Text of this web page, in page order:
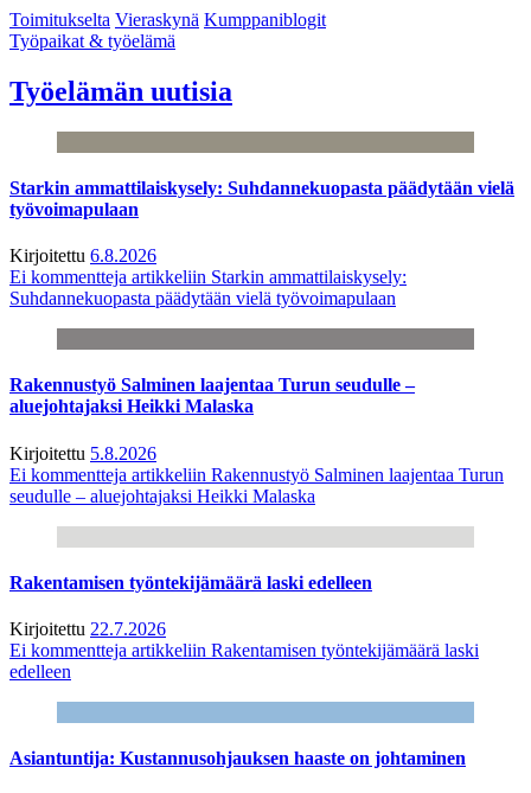
Toimitukselta Vieraskynä Kumppaniblogit
Työpaikat & työelämä
Työelämän uutisia
Starkin ammattilaiskysely: Suhdannekuopasta päädytään vielä
työvoimapulaan
Kirjoitettu 6.8.2026
Ei kommentteja artikkeliin Starkin ammattilaiskysely:
Suhdannekuopasta päädytään vielä työvoimapulaan
Rakennustyö Salminen laajentaa Turun seudulle –
aluejohtajaksi Heikki Malaska
Kirjoitettu 5.8.2026
Ei kommentteja artikkeliin Rakennustyö Salminen laajentaa Turun
seudulle – aluejohtajaksi Heikki Malaska
Rakentamisen työntekijämäärä laski edelleen
Kirjoitettu 22.7.2026
Ei kommentteja artikkeliin Rakentamisen työntekijämäärä laski
edelleen
Asiantuntija: Kustannusohjauksen haaste on johtaminen